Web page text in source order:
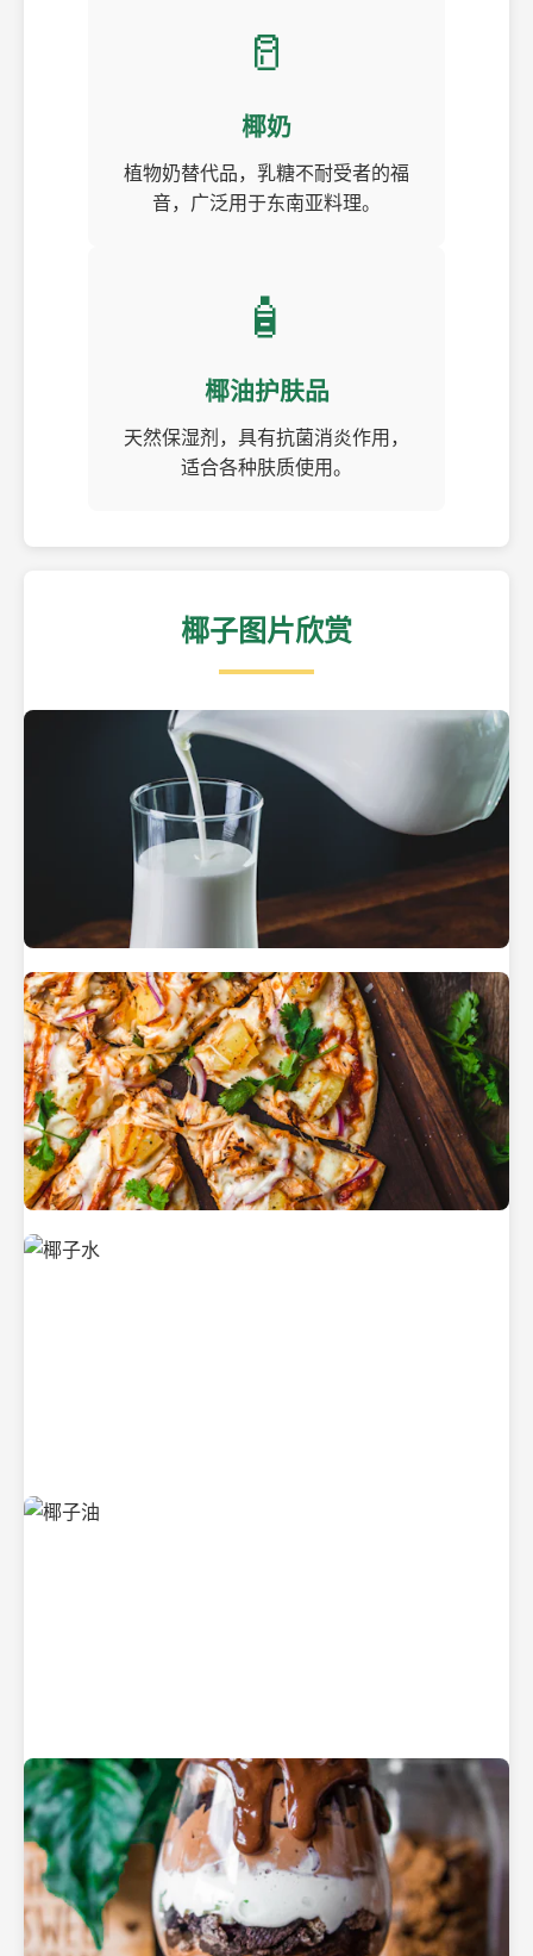
🥛
椰奶
植物奶替代品，乳糖不耐受者的福
音，广泛用于东南亚料理。
🧴
椰油护肤品
天然保湿剂，具有抗菌消炎作用，
适合各种肤质使用。
椰子图片欣赏
热带海滩上的椰子树
新鲜采摘的椰子
清凉解渴的椰子水
纯净的初榨椰子油